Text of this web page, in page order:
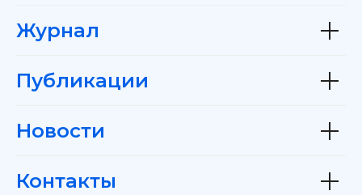
Журнал
Публикации
Новости
Контакты